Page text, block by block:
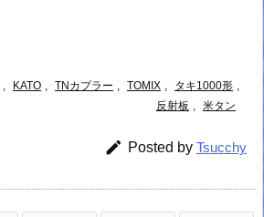
KATO TNカプラー TOMIX タキ1000形
反射板
米タン
 Posted by Tsucchy